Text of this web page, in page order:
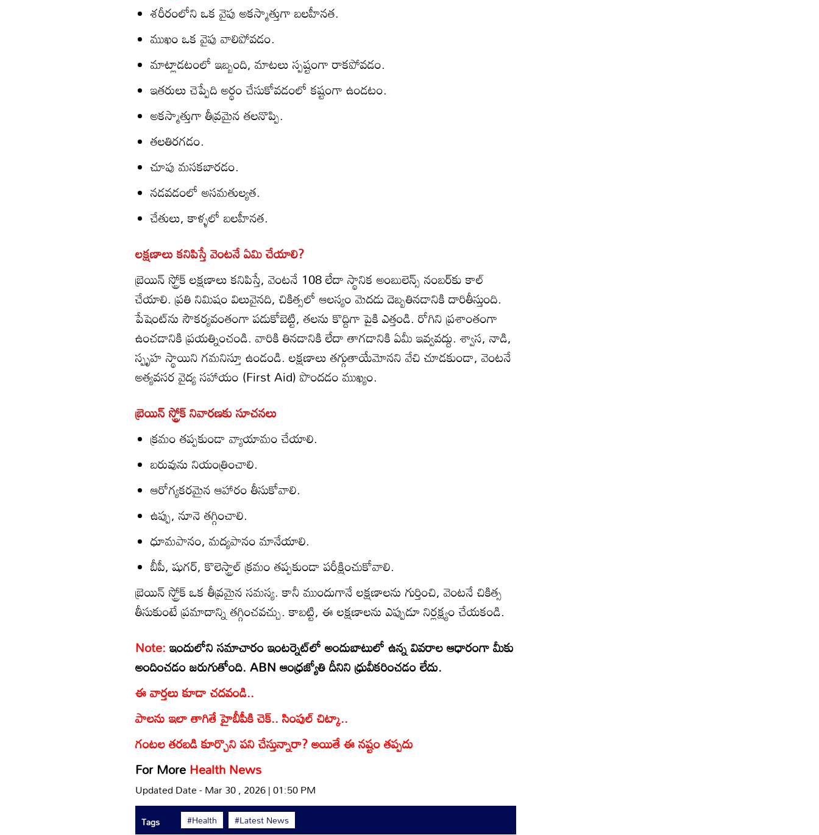
శరీరంలోని ఒక వైపు అకస్మాత్తుగా బలహీనత.
ముఖం ఒక వైపు వాలిపోవడం.
మాట్లాడటంలో ఇబ్బంది, మాటలు స్పష్టంగా రాకపోవడం.
ఇతరులు చెప్పేది అర్థం చేసుకోవడంలో కష్టంగా ఉండటం.
అకస్మాత్తుగా తీవ్రమైన తలనొప్పి.
తలతిరగడం.
చూపు మసకబారడం.
నడవడంలో అసమతుల్యత.
చేతులు, కాళ్ళలో బలహీనత.
లక్షణాలు కనిపిస్తే వెంటనే ఏమి చేయాలి?
బ్రెయిన్ స్ట్రోక్ లక్షణాలు కనిపిస్తే, వెంటనే 108 లేదా స్థానిక అంబులెన్స్ నంబర్‌కు కాల్
చేయాలి. ప్రతి నిమిషం విలువైనది, చికిత్సలో ఆలస్యం మెదడు దెబ్బతినడానికి దారితీస్తుంది.
పేషెంట్‌ను సౌకర్యవంతంగా పడుకోబెట్టి, తలను కొద్దిగా పైకి ఎత్తండి. రోగిని ప్రశాంతంగా
ఉంచడానికి ప్రయత్నించండి. వారికి తినడానికి లేదా తాగడానికి ఏమీ ఇవ్వవద్దు. శ్వాస, నాడి,
స్పృహ స్థాయిని గమనిస్తూ ఉండండి. లక్షణాలు తగ్గుతాయేమోనని వేచి చూడకుండా, వెంటనే
అత్యవసర వైద్య సహాయం (First Aid) పొందడం ముఖ్యం.
బ్రెయిన్ స్ట్రోక్ నివారణకు సూచనలు
క్రమం తప్పకుండా వ్యాయామం చేయాలి.
బరువును నియంత్రించాలి.
ఆరోగ్యకరమైన ఆహారం తీసుకోవాలి.
ఉప్పు, నూనె తగ్గించాలి.
ధూమపానం, మద్యపానం మానేయాలి.
బీపీ, షుగర్, కొలెస్ట్రాల్ క్రమం తప్పకుండా పరీక్షించుకోవాలి.
బ్రెయిన్ స్ట్రోక్ ఒక తీవ్రమైన సమస్య. కానీ ముందుగానే లక్షణాలను గుర్తించి, వెంటనే చికిత్స
తీసుకుంటే ప్రమాదాన్ని తగ్గించవచ్చు. కాబట్టి, ఈ లక్షణాలను ఎప్పుడూ నిర్లక్ష్యం చేయకండి.
Note:ఇందులోని సమాచారం ఇంటర్నెట్‌లో అందుబాటులో ఉన్న వివరాల ఆధారంగా మీకు
అందించడం జరుగుతోంది. ABN ఆంధ్రజ్యోతి దీనిని ధ్రువీకరించడం లేదు.
ఈ వార్తలు కూడా చదవండి..
పాలను ఇలా తాగితే హైబీపీకి చెక్.. సింపుల్ చిట్కా..
గంటల తరబడి కూర్చొని పని చేస్తున్నారా? అయితే ఈ నష్టం తప్పదు
For MoreHealth News
Updated Date - Mar 30 , 2026 | 01:50 PM
Tags #Health #Latest News